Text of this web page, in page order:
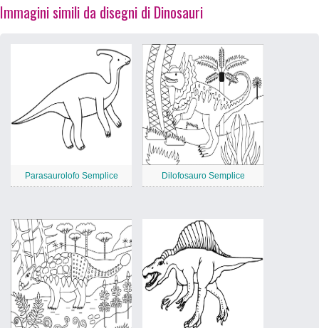
Immagini simili da disegni di Dinosauri
Parasaurolofo Semplice Dilofosauro Semplice